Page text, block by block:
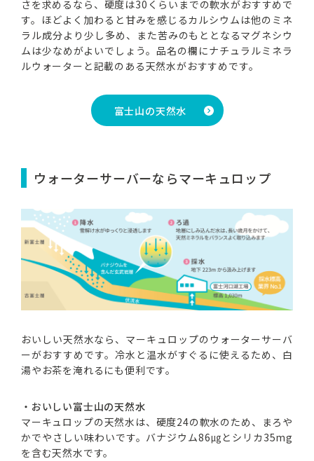
さを求めるなら、硬度は30くらいまでの軟水がおすすめで
す。ほどよく加わると甘みを感じるカルシウムは他のミネ
ラル成分より少し多め、また苦みのもととなるマグネシウ
ムは少なめがよいでしょう。品名の欄にナチュラルミネラ
ルウォーターと記載のある天然水がおすすめです。
富士山の天然水
ウォーターサーバーならマーキュロップ
おいしい天然水なら、マーキュロップのウォーターサーバ
ーがおすすめです。冷水と温水がすぐるに使えるため、白
湯やお茶を淹れるにも便利です。
・おいしい富士山の天然水
マーキュロップの天然水は、硬度24の軟水のため、まろや
かでやさしい味わいです。バナジウム86㎍とシリカ35mg
を含む天然水です。